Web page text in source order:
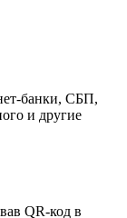
банки, СБП,
и другие
QR-код в